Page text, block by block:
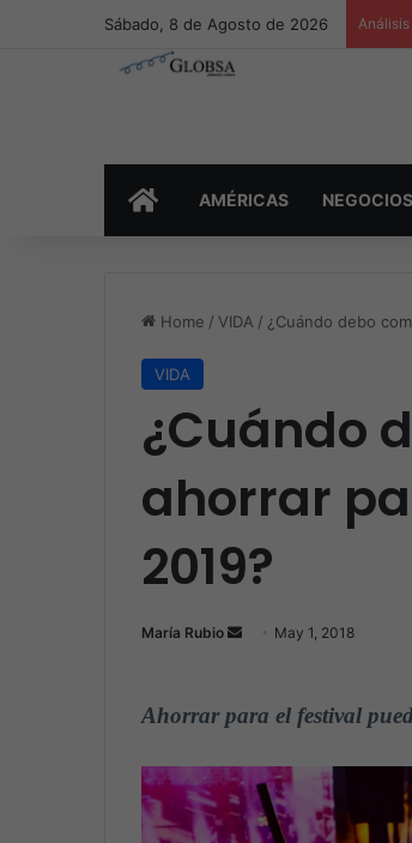
Sábado, 8 de Agosto de 2026
INICIOAMÉRICAS
Home / VIDA / ¿Cuándo debo
VIDA
¿Cuándo
ahorrar
2019?
María Rubio
d
n
m
May 1, 2018
Ahorrar para el festival